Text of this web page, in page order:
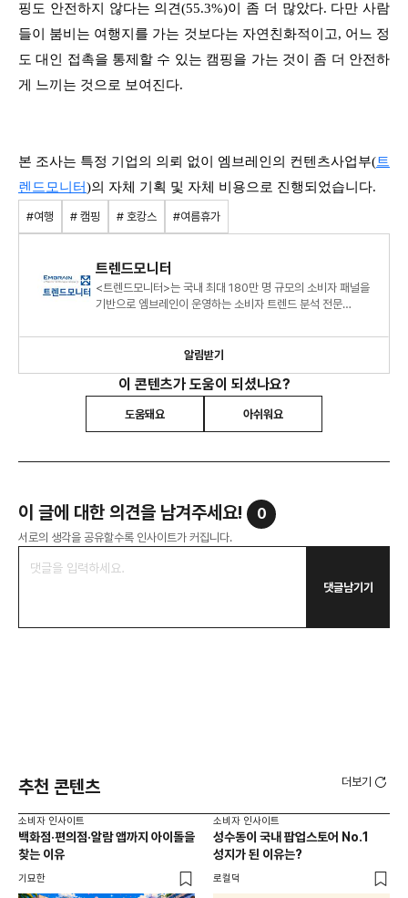
핑도 안전하지 않다는 의견(55.3%)이 좀 더 많았다. 다만 사람
들이 붐비는 여행지를 가는 것보다는 자연친화적이고, 어느 정
도 대인 접촉을 통제할 수 있는 캠핑을 가는 것이 좀 더 안전하
게 느끼는 것으로 보여진다.
본 조사는 특정 기업의 의뢰 없이 엠브레인의 컨텐츠사업부(트
렌드모니터)의 자체 기획 및 자체 비용으로 진행되었습니다.
#여행 # 캠핑 # 호캉스 #여름휴가
트렌드모니터
<트렌드모니터>는 국내 최대 180만 명 규모의 소비자 패널을
기반으로 엠브레인이 운영하는 소비자 트렌드 분석 전문
알림받기
이 콘텐츠가 도움이 되셨나요?
도움돼요 아쉬워요
이 글에 대한 의견을 남겨주세요! 0
서로의 생각을 공유할수록 인사이트가 커집니다.
댓글남기기
추천 콘텐츠 더보기
소비자 인사이트
백화점·편의점·알람 앱까지 아이돌을
찾는 이유
기묘한
소비자 인사이트
성수동이 국내 팝업스토어 No.1
성지가 된 이유는?
로컬덕